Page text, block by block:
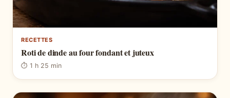
RECETTES
Roti de dinde au four fondant et juteux
⏱ 1 h 25 min